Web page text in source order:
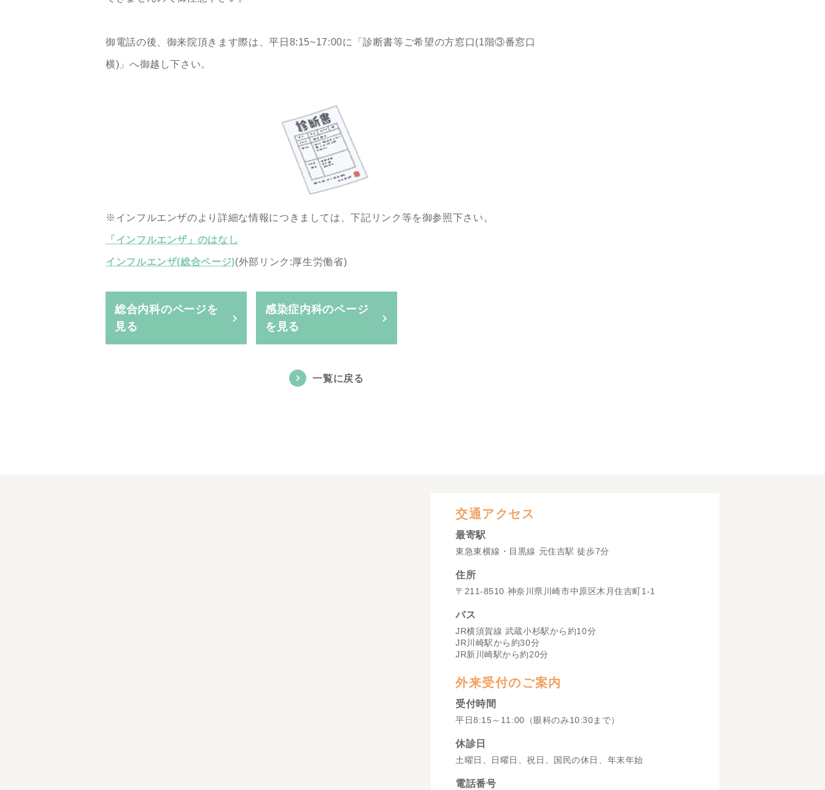
御電話の後、御来院頂きます際は、平日8:15~17:00に「診断書等ご希望の方窓口(1階③番窓口
横)」へ御越し下さい。
※インフルエンザのより詳細な情報につきましては、下記リンク等を御参照下さい。
「インフルエンザ」のはなし
インフルエンザ(総合ページ)(外部リンク:厚生労働省)
総合内科のページを
見る
感染症内科のページ
を見る
一覧に戻る
交通アクセス
最寄駅
東急東横線・目黒線 元住吉駅 徒歩7分
住所
〒211-8510 神奈川県川崎市中原区木月住吉町1-1
バス
JR横須賀線 武蔵小杉駅から約10分
JR川崎駅から約30分
JR新川崎駅から約20分
外来受付のご案内
受付時間
平日8:15～11:00（眼科のみ10:30まで）
休診日
土曜日、日曜日、祝日、国民の休日、年末年始
電話番号